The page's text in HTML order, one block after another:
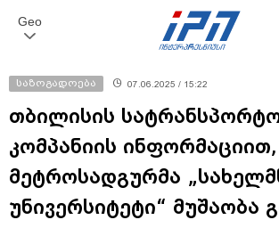
Geo
საზოგადოება 07.06.2025 / 15:22
თბილისის
კომპანიის ინფორმაციით,
მეტროსადგურმა
უნივერსიტეტი“ მუშაობა